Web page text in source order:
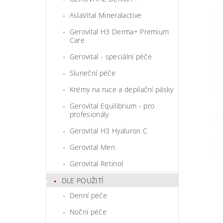
AslaVital Mineralactive
Gerovital H3 Derma+ Premium
Care
Gerovital - speciální péče
Sluneční péče
Krémy na ruce a depilační pásky
Gerovital Equilibrium - pro
profesionály
Gerovital H3 Hyaluron C
Gerovital Men
Gerovital Retinol
DLE POUŽITÍ
Denní péče
Noční péče